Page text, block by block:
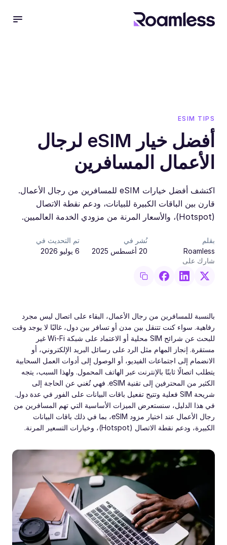
ESIM TIPS
أفضل خيار eSIM لرجال
الأعمال المسافرين
اكتشف أفضل خيارات eSIM للمسافرين من رجال الأعمال.
قارن بين الباقات الكبيرة للبيانات، ودعم نقطة الاتصال
(Hotspot)، والأسعار المرنة من مزودي الخدمة العالميين.
بقلم
Roamless
نُشر في
20 أغسطس 2025
تم التحديث في
6 يوليو 2026
شارك على
بالنسبة للمسافرين من رجال الأعمال، البقاء على اتصال ليس مجرد
رفاهية. سواء كنت تتنقل بين مدن أو تسافر بين دول، غالبًا لا يوجد وقت
للبحث عن شرائح SIM محلية أو الاعتماد على شبكة Wi-Fi غير
مستقرة. إنجاز المهام مثل الرد على رسائل البريد الإلكتروني، أو
الانضمام إلى اجتماعات الفيديو، أو الوصول إلى أدوات العمل السحابية
يتطلب اتصالًا ثابتًا بالإنترنت عبر الهاتف المحمول. ولهذا السبب، يتجه
الكثير من المحترفين إلى تقنية eSIM. فهي تُغني عن الحاجة إلى
شريحة SIM فعلية وتتيح تفعيل باقات البيانات على الفور في عدة دول.
في هذا الدليل، سنستعرض الميزات الأساسية التي تهم المسافرين من
رجال الأعمال عند اختيار مزود eSIM، بما في ذلك باقات البيانات
الكبيرة، ودعم نقطة الاتصال (Hotspot)، وخيارات التسعير المرنة.